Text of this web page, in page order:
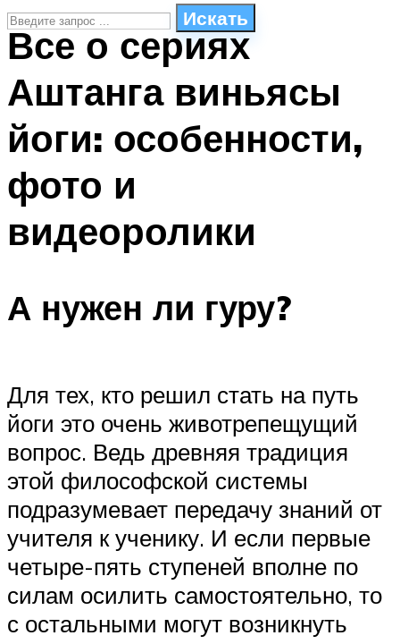
Искать
ПЛАВАНЬЕ ДЛЯ ДЕТЕЙ
БАССЕЙН ДЛЯ ДОМА
МЕНЮ
Все о сериях
Аштанга виньясы
йоги: особенности,
фото и
видеоролики
А нужен ли гуру?
Для тех, кто решил стать на путь
йоги это очень животрепещущий
вопрос. Ведь древняя традиция
этой философской системы
подразумевает передачу знаний от
учителя к ученику. И если первые
четыре-пять ступеней вполне по
силам осилить самостоятельно, то
с остальными могут возникнуть